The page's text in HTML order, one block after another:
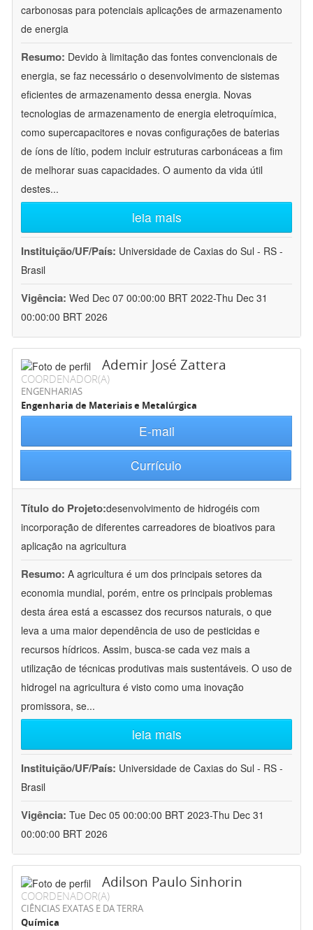
carbonosas para potenciais aplicações de armazenamento
de energia
Resumo: Devido à limitação das fontes convencionais de
energia, se faz necessário o desenvolvimento de sistemas
eficientes de armazenamento dessa energia. Novas
tecnologias de armazenamento de energia eletroquímica,
como supercapacitores e novas configurações de baterias
de íons de lítio, podem incluir estruturas carbonáceas a fim
de melhorar suas capacidades. O aumento da vida útil
destes...
leia mais
Instituição/UF/País: Universidade de Caxias do Sul - RS -
Brasil
Vigência: Wed Dec 07 00:00:00 BRT 2022-Thu Dec 31
00:00:00 BRT 2026
Ademir José Zattera
COORDENADOR(A)
ENGENHARIAS
Engenharia de Materiais e Metalúrgica
E-mail
Currículo
Título do Projeto:desenvolvimento de hidrogéis com
incorporação de diferentes carreadores de bioativos para
aplicação na agricultura
Resumo: A agricultura é um dos principais setores da
economia mundial, porém, entre os principais problemas
desta área está a escassez dos recursos naturais, o que
leva a uma maior dependência de uso de pesticidas e
recursos hídricos. Assim, busca-se cada vez mais a
utilização de técnicas produtivas mais sustentáveis. O uso de
hidrogel na agricultura é visto como uma inovação
promissora, se...
leia mais
Instituição/UF/País: Universidade de Caxias do Sul - RS -
Brasil
Vigência: Tue Dec 05 00:00:00 BRT 2023-Thu Dec 31
00:00:00 BRT 2026
Adilson Paulo Sinhorin
COORDENADOR(A)
CIÊNCIAS EXATAS E DA TERRA
Química